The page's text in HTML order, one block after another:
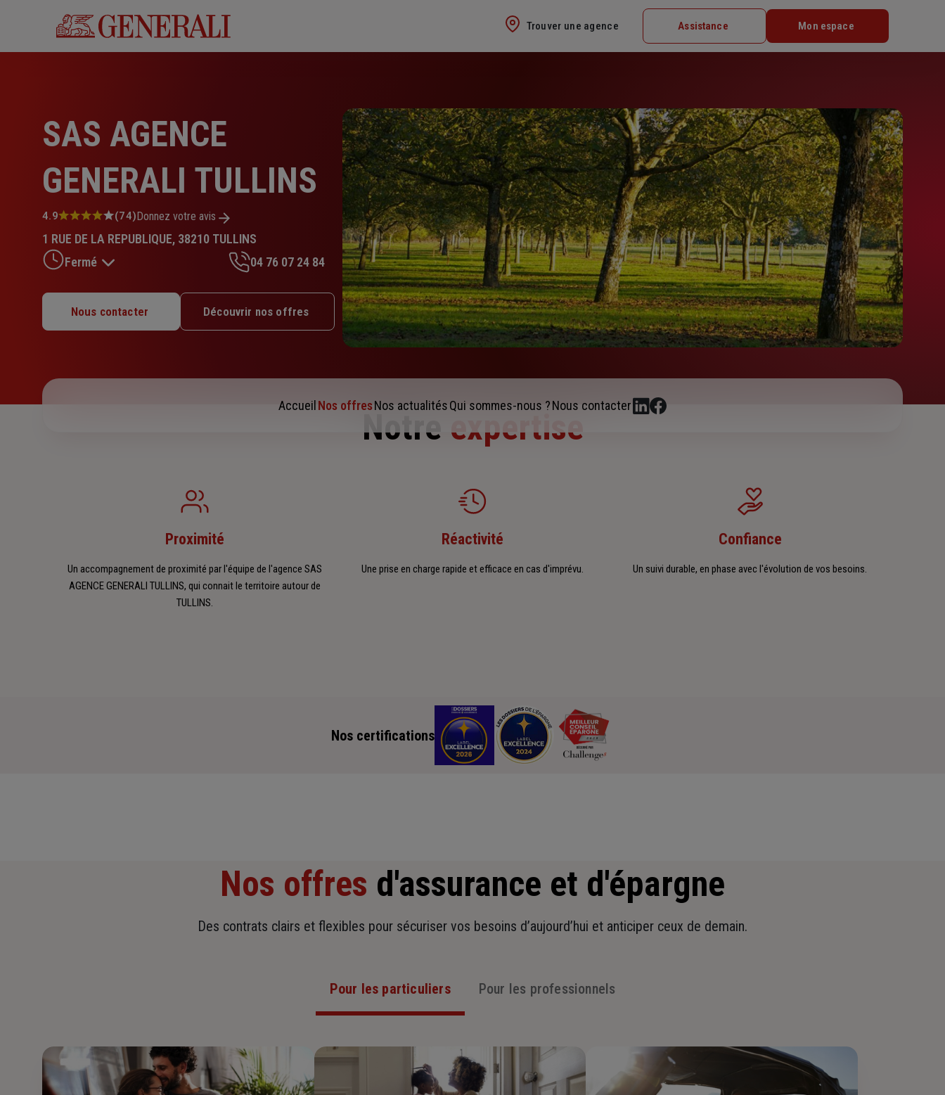
Trouver une agence Assistance Mon espace
SAS AGENCE
GENERALI TULLINS
Note
4.9
sur
5
4.9 (74)Donnez votre avis
1 RUE DE LA REPUBLIQUE, 38210 TULLINS
Fermé
Lundi : Fermé
Mardi : 09h – 12h / 14h – 17h30
04 76 07 24 84
Nous contacter Découvrir nos offres
Accueil Nos offresNos actualitésQui sommes-nous ?Nous contacter
Notre expertise
Proximité
Un accompagnement de proximité par l'équipe de l'agence SAS
AGENCE GENERALI TULLINS, qui connait le territoire autour de
TULLINS.
Réactivité
Une prise en charge rapide et efficace en cas d'imprévu.
Confiance
Un suivi durable, en phase avec l'évolution de vos besoins.
Nos certifications
Nos offres d'assurance et d'épargne
Des contrats clairs et flexibles pour sécuriser vos besoins d’aujourd’hui et anticiper ceux de demain.
Pour les particuliers Pour les professionnels